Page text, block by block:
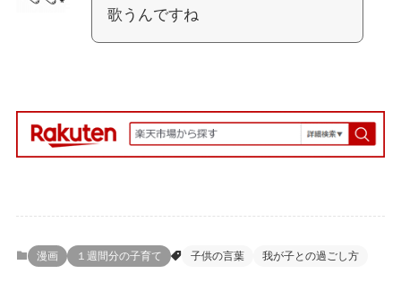
歌うんですね
漫画 １週間分の子育て 子供の言葉 我が子との過ごし方